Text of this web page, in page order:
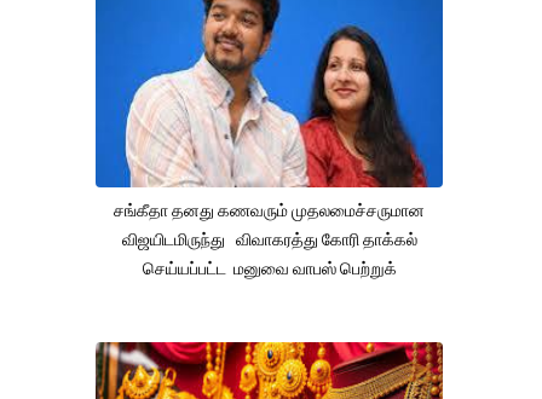
சங்கீதா தனது கணவரும் முதலமைச்சருமான
விஜயிடமிருந்து விவாகரத்து கோரி தாக்கல்
செய்யப்பட்ட மனுவை வாபஸ் பெற்றுக்